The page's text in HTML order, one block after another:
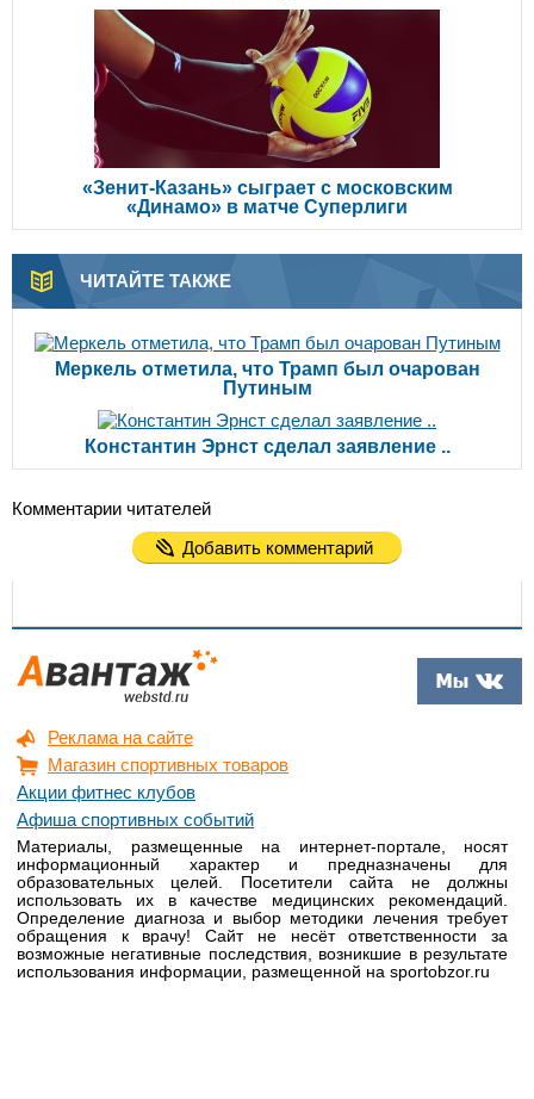
«Зенит-Казань» сыграет с московским
«Динамо» в матче Суперлиги
ЧИТАЙТЕ ТАКЖЕ
Меркель отметила, что Трамп был очарован
Путиным
Константин Эрнст сделал заявление ..
Комментарии читателей
Добавить комментарий
Реклама на сайте
Магазин спортивных товаров
Акции фитнес клубов
Афиша спортивных событий
Материалы, размещенные на интернет-портале, носят
информационный характер и предназначены для
образовательных целей. Посетители сайта не должны
использовать их в качестве медицинских рекомендаций.
Определение диагноза и выбор методики лечения требует
обращения к врачу! Сайт не несёт ответственности за
возможные негативные последствия, возникшие в результате
использования информации, размещенной на sportobzor.ru